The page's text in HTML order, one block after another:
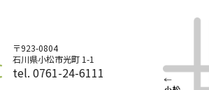
〒923-0804
石川県小松市光町 1-1
tel. 0761-24-6111